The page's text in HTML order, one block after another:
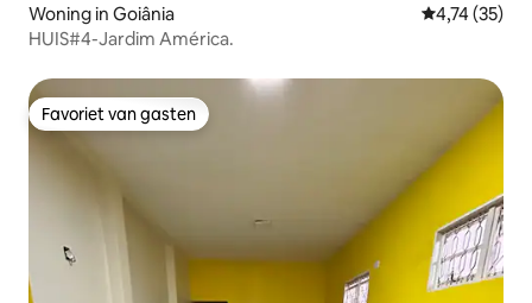
Woning in Goiânia Gemiddelde
4,74 (35)
HUIS#4-Jardim América.
Favoriet van gasten
Favoriet van gasten